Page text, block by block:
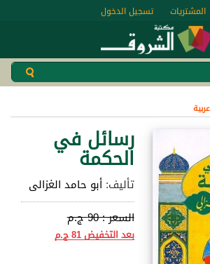
تسجيل الدخول المشتريات
رسائل في
الحكمة
تأليف:أبو حامد الغزالى
السعر :90 ج.م
بعد التخفيض81 ج.م